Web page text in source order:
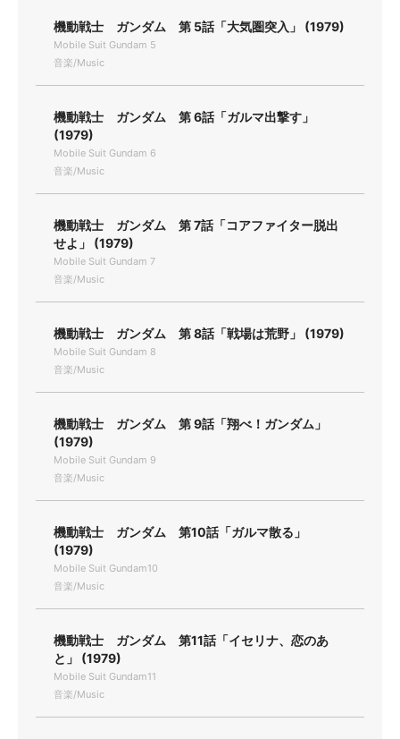
機動戦士 ガンダム 第 5話「大気圏突入」 (1979)
Mobile Suit Gundam 5
音楽/Music
機動戦士 ガンダム 第 6話「ガルマ出撃す」
(1979)
Mobile Suit Gundam 6
音楽/Music
機動戦士 ガンダム 第 7話「コアファイター脱出
せよ」 (1979)
Mobile Suit Gundam 7
音楽/Music
機動戦士 ガンダム 第 8話「戦場は荒野」 (1979)
Mobile Suit Gundam 8
音楽/Music
機動戦士 ガンダム 第 9話「翔べ！ガンダム」
(1979)
Mobile Suit Gundam 9
音楽/Music
機動戦士 ガンダム 第10話「ガルマ散る」
(1979)
Mobile Suit Gundam10
音楽/Music
機動戦士 ガンダム 第11話「イセリナ、恋のあ
と」 (1979)
Mobile Suit Gundam11
音楽/Music